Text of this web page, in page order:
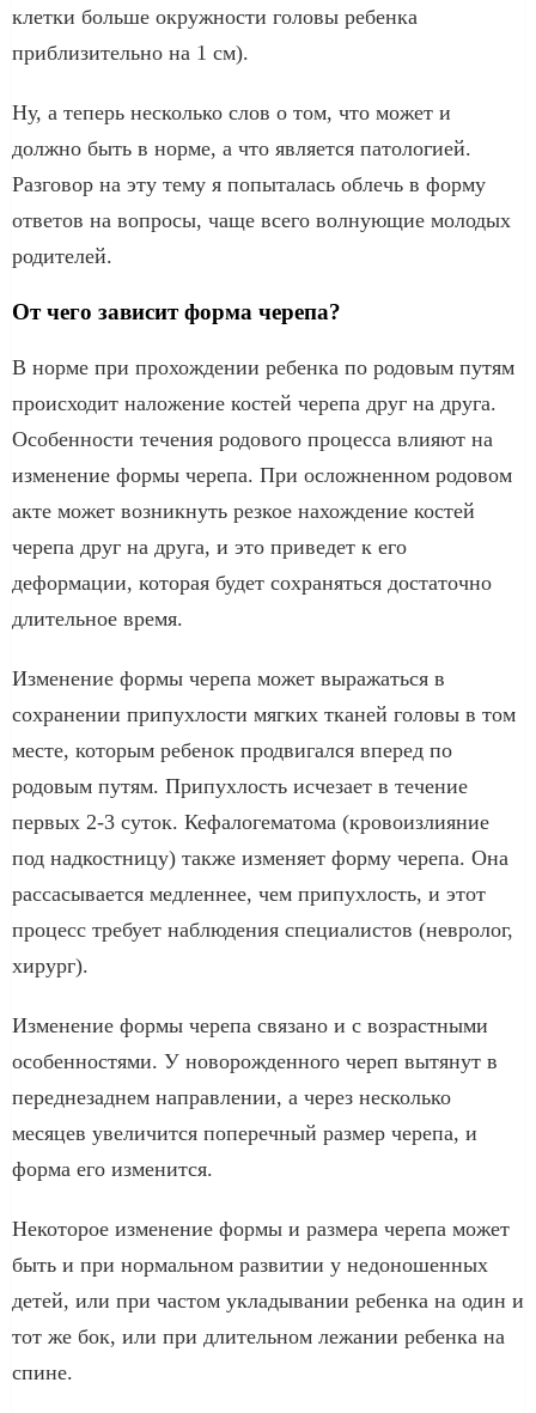
клетки больше окружности головы ребенка
приблизительно на 1 см).
Ну, а теперь несколько слов о том, что может и
должно быть в норме, а что является патологией.
Разговор на эту тему я попыталась облечь в форму
ответов на вопросы, чаще всего волнующие молодых
родителей.
От чего зависит форма черепа?
В норме при прохождении ребенка по родовым путям
происходит наложение костей черепа друг на друга.
Особенности течения родового процесса влияют на
изменение формы черепа. При осложненном родовом
акте может возникнуть резкое нахождение костей
черепа друг на друга, и это приведет к его
деформации, которая будет сохраняться достаточно
длительное время.
Изменение формы черепа может выражаться в
сохранении припухлости мягких тканей головы в том
месте, которым ребенок продвигался вперед по
родовым путям. Припухлость исчезает в течение
первых 2-3 суток. Кефалогематома (кровоизлияние
под надкостницу) также изменяет форму черепа. Она
рассасывается медленнее, чем припухлость, и этот
процесс требует наблюдения специалистов (невролог,
хирург).
Изменение формы черепа связано и с возрастными
особенностями. У новорожденного череп вытянут в
переднезаднем направлении, а через несколько
месяцев увеличится поперечный размер черепа, и
форма его изменится.
Некоторое изменение формы и размера черепа может
быть и при нормальном развитии у недоношенных
детей, или при частом укладывании ребенка на один и
тот же бок, или при длительном лежании ребенка на
спине.